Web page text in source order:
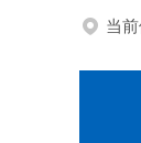
当前